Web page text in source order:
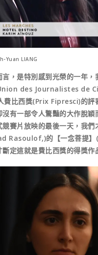
Yuan LIANG
，是特別感到光榮的一年
des Journalistes de
比西獎(Prix Fipresci)的評
有一部令人驚豔的大作脫
賽片放映的最後一天，我
Rasoulof,)的【一念菩提
定這就是費比西獎的得獎作